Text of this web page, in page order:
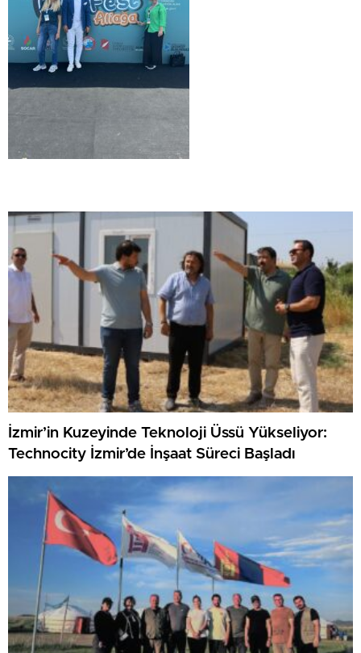
İzmir’in Kuzeyinde Teknoloji Üssü Yükseliyor:
Technocity İzmir’de İnşaat Süreci Başladı